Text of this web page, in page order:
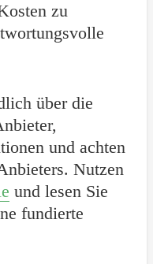
zu
über die
und achten
Nutzen
und lesen Sie
fundierte